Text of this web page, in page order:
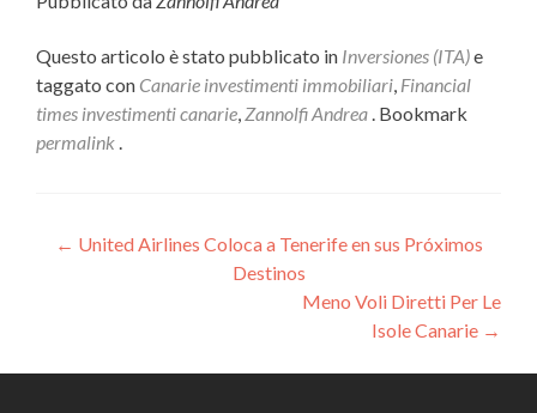
Questo articolo è stato pubblicato in Inversiones (ITA)e
taggato con Canarie investimenti immobiliari, Financial
times investimenti canarie, Zannolfi Andrea . Bookmark
permalink .
Navigazione
← United Airlines Coloca a Tenerife en sus Próximos
Destinos
Meno Voli Diretti Per Le
Isole Canarie →